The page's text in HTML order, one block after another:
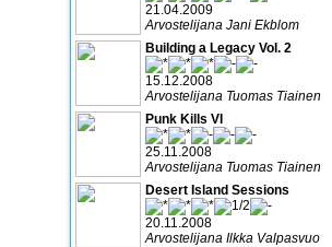
21.04.2009
Arvostelijana Jani Ekblom
Building a Legacy Vol. 2
15.12.2008
Arvostelijana Tuomas Tiainen
Punk Kills VI
25.11.2008
Arvostelijana Tuomas Tiainen
Desert Island Sessions
20.11.2008
Arvostelijana Ilkka Valpasvuo